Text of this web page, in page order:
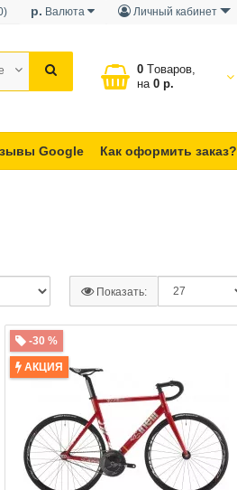
Личный кабинет
р. Валюта
0 Tоваров,
на
0 р.
Google Как оформить заказ?
Показать:
-30 %
АКЦИЯ